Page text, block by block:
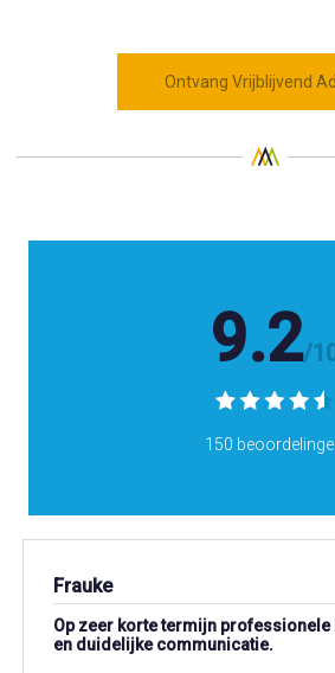
Ontvang Vrijblijvend
9.2/
150
Frauke
Op zeer korte termijn professionele
en duidelijke communicatie.